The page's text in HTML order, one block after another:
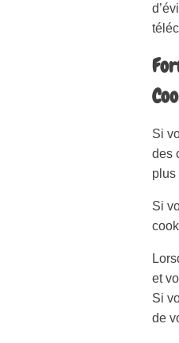
Si
des
plus
Si
et
Si
de